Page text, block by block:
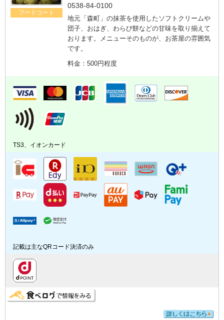
フードコート
0538-84-0100
地元「森町」の抹茶を使用したソフトクリームや
団子、おはぎ、わらび餅などの甘味を取り揃えて
おります。メニューそのものが、お茶屋の雰囲気
です。
料金：500円程度
TS3、イオンカード
記載は主なQRコード決済のみ